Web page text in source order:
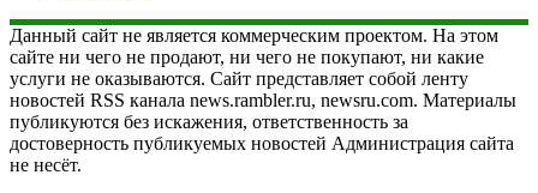
Данный сайт не является коммерческим проектом. На этом
сайте ни чего не продают, ни чего не покупают, ни какие
услуги не оказываются. Сайт представляет собой ленту
новостей RSS канала news.rambler.ru, newsru.com. Материалы
публикуются без искажения, ответственность за
достоверность публикуемых новостей Администрация сайта
не несёт.